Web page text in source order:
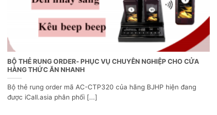
BỘ THẺ RUNG ORDER- PHỤC VỤ CHUYÊN NGHIỆP CHO CỬA
HÀNG THỨC ĂN NHANH
Bộ thẻ rung order mã AC-CTP320 của hãng BJHP hiện đang
được iCall.asia phân phối [...]